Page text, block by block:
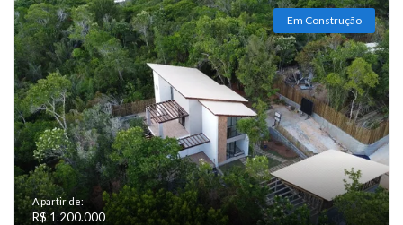
Em Construção
A partir de:
R$ 1.200.000